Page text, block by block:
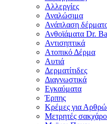
Αλλεργίες
Αναλώσιμα
Ανάπλαση
Ανθοϊάματα Dr.
Αντισηπτικά
Ατοπικό Δέρμα
Αυτιά
Δερματίτιδες
Διαγνωστικά
Εγκαύματα
Έρπης
Κρέμες για
Μετρητές